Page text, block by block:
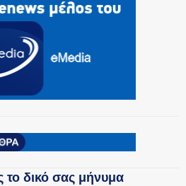
το δικό σας μήνυμα